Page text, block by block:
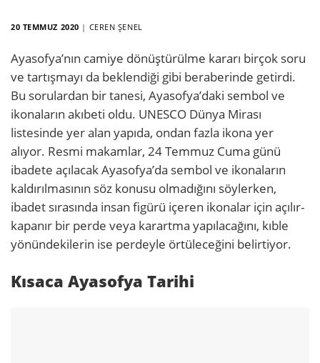
20 TEMMUZ 2020 | CEREN ŞENEL
Ayasofya’nın camiye dönüştürülme kararı birçok soru
ve tartışmayı da beklendiği gibi beraberinde getirdi.
Bu sorulardan bir tanesi, Ayasofya’daki sembol ve
ikonaların akıbeti oldu. UNESCO Dünya Mirası
listesinde yer alan yapıda, ondan fazla ikona yer
alıyor. Resmi makamlar, 24 Temmuz Cuma günü
ibadete açılacak Ayasofya’da sembol ve ikonaların
kaldırılmasının söz konusu olmadığını söylerken,
ibadet sırasında insan figürü içeren ikonalar için açılır-
kapanır bir perde veya karartma yapılacağını, kıble
yönündekilerin ise perdeyle örtüleceğini belirtiyor.
Kısaca Ayasofya Tarihi